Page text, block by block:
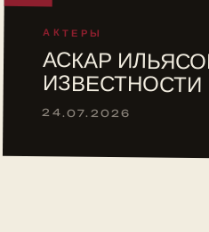
АКТЕРЫ
АСКАР
ИЗВЕСТНОСТИ
24.07.2026